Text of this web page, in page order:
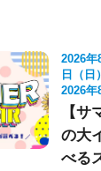
2026年
日（日
2026年
【サ
の大
べる